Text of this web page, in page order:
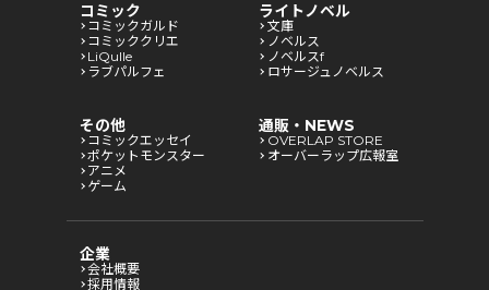
コミック
コミックガルド
コミッククリエ
LiQulle
ラブパルフェ
ライトノベル
文庫
ノベルス
ノベルスf
ロサージュノベルス
その他
コミックエッセイ
ポケットモンスター
アニメ
ゲーム
通販・NEWS
OVERLAP STORE
オーバーラップ広報室
企業
会社概要
採用情報